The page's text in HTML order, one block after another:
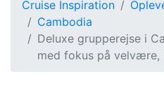
Cruise Inspiration
Cambodia
Deluxe grupperejse i
med fokus på